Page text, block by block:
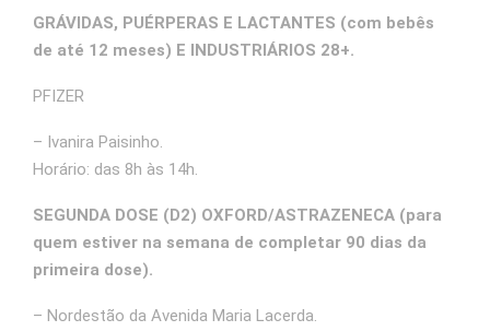
GRÁVIDAS, PUÉRPERAS E LACTANTES (com bebês
de até 12 meses) E INDUSTRIÁRIOS 28+.
PFIZER
– Ivanira Paisinho.
Horário: das 8h às 14h.
SEGUNDA DOSE (D2) OXFORD/ASTRAZENECA (para
quem estiver na semana de completar 90 dias da
primeira dose).
– Nordestão da Avenida Maria Lacerda.